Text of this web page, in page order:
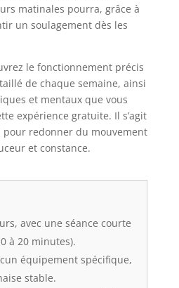
matinales pourra, grâce à
un soulagement dès les
le fonctionnement précis
de chaque semaine, ainsi
et mentaux que vous
expérience gratuite. Il s’agit
pour redonner du mouvement
et constance.
avec une séance courte
à 20 minutes).
équipement spécifique,
stable.